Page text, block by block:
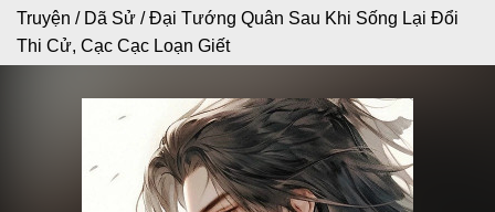
Truyện / Dã Sử /Đại Tướng Quân Sau Khi Sống Lại Đổi
Thi Cử, Cạc Cạc Loạn Giết